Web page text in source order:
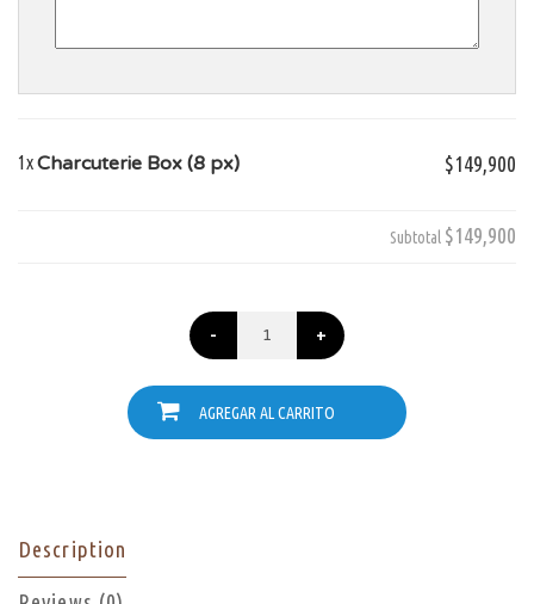
1xCharcuterie Box (8 px) $149,900
Subtotal $149,900
- +
AGREGAR AL CARRITO
Description